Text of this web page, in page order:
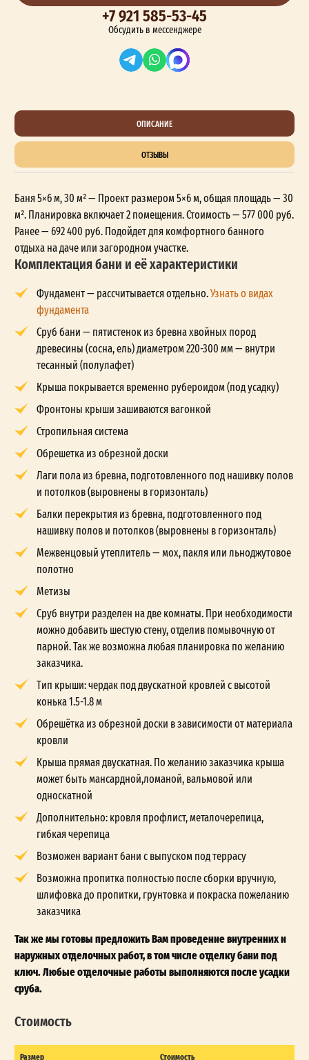
+7 921 585-53-45
Обсудить в мессенджере
ОПИСАНИЕ
ОТЗЫВЫ
Баня 5×6 м, 30 м² — Проект размером 5×6 м, общая площадь — 30
м². Планировка включает 2 помещения. Стоимость — 577 000 руб.
Ранее — 692 400 руб. Подойдет для комфортного банного
отдыха на даче или загородном участке.
Комплектация бани и её характеристики
Фундамент — рассчитывается отдельно.Узнать о видах
фундамента
Сруб бани — пятистенок из бревна хвойных пород
древесины (сосна, ель) диаметром 220-300 мм — внутри
тесанный (полулафет)
Крыша покрывается временно рубероидом (под усадку)
Фронтоны крыши зашиваются вагонкой
Стропильная система
Обрешетка из обрезной доски
Лаги пола из бревна, подготовленного под нашивку полов
и потолков (выровнены в горизонталь)
Балки перекрытия из бревна, подготовленного под
нашивку полов и потолков (выровнены в горизонталь)
Межвенцовый утеплитель — мох, пакля или льноджутовое
полотно
Метизы
Сруб внутри разделен на две комнаты. При необходимости
можно добавить шестую стену, отделив помывочную от
парной. Так же возможна любая планировка по желанию
заказчика.
Тип крыши: чердак под двускатной кровлей с высотой
конька 1.5-1.8 м
Обрешётка из обрезной доски в зависимости от материала
кровли
Крыша прямая двускатная. По желанию заказчика крыша
может быть мансардной,ломаной, вальмовой или
односкатной
Дополнительно: кровля профлист, металочерепица,
гибкая черепица
Возможен вариант бани с выпуском под террасу
Возможна пропитка полностью после сборки вручную,
шлифовка до пропитки, грунтовка и покраска пожеланию
заказчика
Так же мы готовы предложить Вам проведение внутренних и
наружных отделочных работ, в том числе отделку бани под
ключ. Любые отделочные работы выполняются после усадки
сруба.
Стоимость
Размер Стоимость